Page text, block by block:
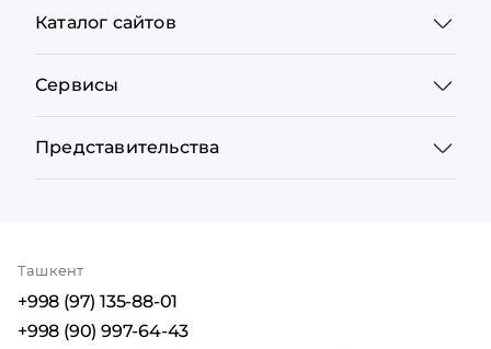
Каталог сайтов
Сервисы
Представительства
Ташкент
+998 (97) 135-88-01
+998 (90) 997-64-43